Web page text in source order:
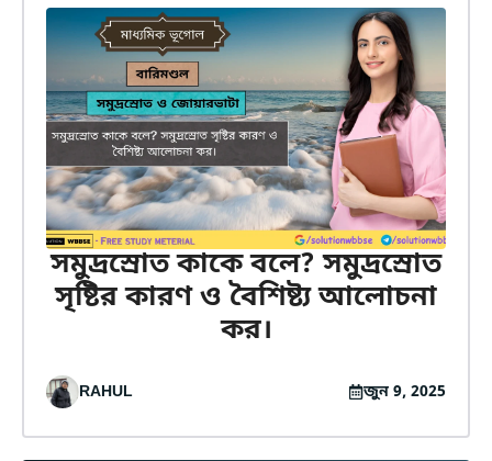
সমুদ্রস্রোত কাকে বলে? সমুদ্রস্রোত
সৃষ্টির কারণ ও বৈশিষ্ট্য আলোচনা
কর।
RAHUL জুন 9, 2025